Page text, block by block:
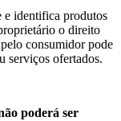
e identifica produtos
o direito
consumidor pode
serviços ofertados.
poderá ser